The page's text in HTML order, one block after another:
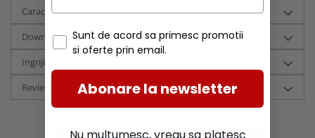
Caracteristici
Download (4)
Ingrijire
Review-uri
Sunt de acord sa primesc promotii
si oferte prin email.
Abonare la newsletter